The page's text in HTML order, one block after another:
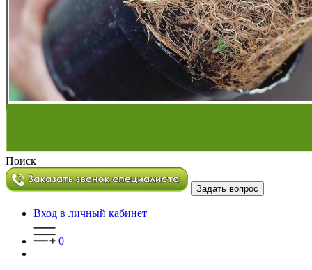
Поиск
Задать вопрос
Вход в личный кабинет
0